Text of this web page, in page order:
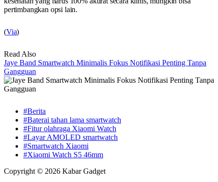
pertimbangkan opsi lain.
(Via)
Read Also
Jaye Band Smartwatch Minimalis Fokus Notifikasi Penting Tanpa
Gangguan
#Berita
#Baterai tahan lama smartwatch
#Fitur olahraga Xiaomi Watch
#Layar AMOLED smartwatch
#Smartwatch Xiaomi
#Xiaomi Watch S5 46mm
Copyright © 2026 Kabar Gadget